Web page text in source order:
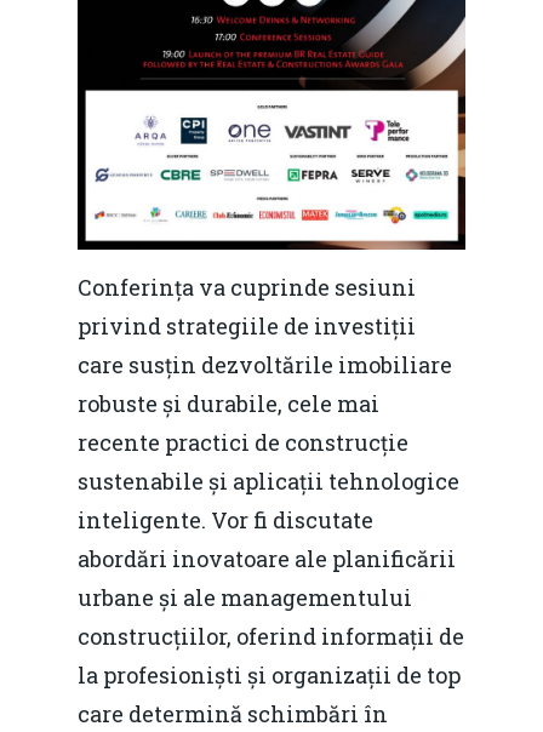
Conferința va cuprinde sesiuni
privind strategiile de investiții
care susțin dezvoltările imobiliare
robuste și durabile, cele mai
recente practici de construcție
sustenabile și aplicații tehnologice
inteligente. Vor fi discutate
abordări inovatoare ale planificării
urbane și ale managementului
construcțiilor, oferind informații de
la profesioniști și organizații de top
care determină schimbări în